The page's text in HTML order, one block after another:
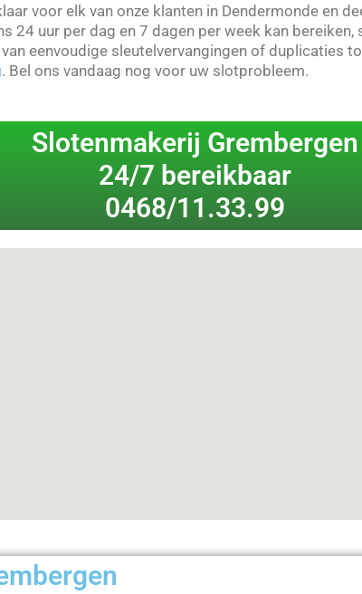
voor elk van onze klanten in Dendermonde en
24 uur per dag en 7 dagen per week kan
eenvoudige sleutelvervangingen of duplicaties
. Bel ons vandaag nog voor uw slotprobleem.
Slotenmakerij Grembergen
24/7 bereikbaar
0468/11.33.99